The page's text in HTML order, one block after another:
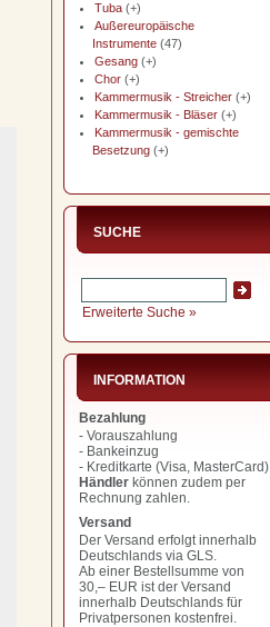
Tuba (+)
Außereuropäische
Instrumente (47)
Gesang (+)
Chor (+)
Kammermusik - Streicher (+)
Kammermusik - Bläser (+)
Kammermusik - gemischte
Besetzung (+)
SUCHE
Erweiterte Suche »
INFORMATION
Bezahlung
- Vorauszahlung
- Bankeinzug
- Kreditkarte (Visa, MasterCard)
Händler können zudem per
Rechnung zahlen.
Versand
Der Versand erfolgt innerhalb
Deutschlands via GLS.
Ab einer Bestellsumme von
30,– EUR ist der Versand
innerhalb Deutschlands für
Privatpersonen kostenfrei.